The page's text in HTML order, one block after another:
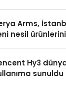
Arms,
nesil
Hy3
sunuldu